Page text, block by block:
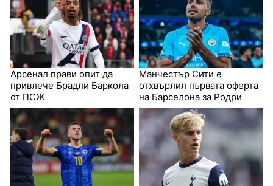
Арсенал прави опит да
привлече Брадли Баркола
от ПСЖ
Манчестър Сити е
отхвърлил първата оферта
на Барселона за Родри